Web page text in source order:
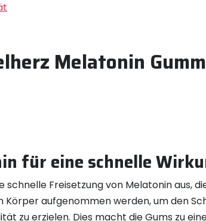
Melatonin
für eine schnelle
Freisetzung von Melatonin aus,
Körper aufgenommen werden, um den
zu erzielen. Dies macht die Gums zu